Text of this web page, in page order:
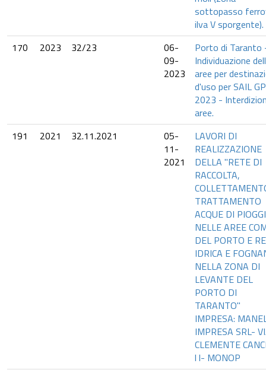
sottopasso
ilva V sporgente).
170
2023 32/23
06-
09-
2023
Porto di Taranto
Individuazione
aree per
d'uso per SAIL GP
2023 -
aree.
191
2021 32.11.2021
05-
11-
2021
LAVORI DI
REALIZZAZIONE
DELLA "RETE DI
RACCOLTA,
TRATTAMENTO
ACQUE DI
NELLE AREE
DEL PORTO E
IDRICA E
NELLA ZONA DI
LEVANTE DEL
PORTO DI
TARANTO"
IMPRESA:
IMPRESA SRL-
CLEMENTE
l l- MONOP